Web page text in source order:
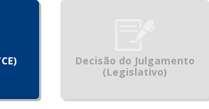
Decisão do Julgamento
(Legislativo)